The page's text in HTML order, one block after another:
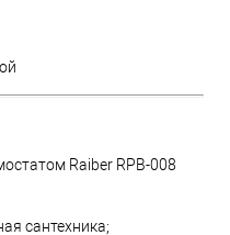
Raiber RPB-008
сантехника;